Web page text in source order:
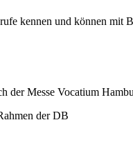
kennen und können mit
der Messe Vocatium
der DB